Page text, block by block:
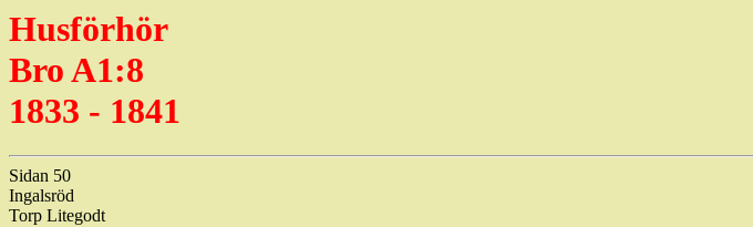
Husförhör
Bro A1:8
1833 - 1841
Sidan 50
Ingalsröd
Torp Litegodt